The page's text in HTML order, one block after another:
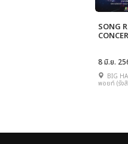
SONG
8 มิ.ย.
BIG
พอยท์ (รัง